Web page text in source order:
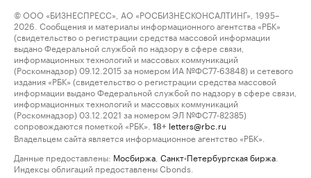
© ООО «БИЗНЕСПРЕСС», АО «РОСБИЗНЕСКОНСАЛТИНГ», 1995–
2026. Сообщения и материалы информационного агентства «РБК»
(свидетельство о регистрации средства массовой информации
выдано Федеральной службой по надзору в сфере связи,
информационных технологий и массовых коммуникаций
(Роскомнадзор) 09.12.2015 за номером ИА №ФС77-63848) и сетевого
издания «РБК» (свидетельство о регистрации средства массовой
информации выдано Федеральной службой по надзору в сфере связи,
информационных технологий и массовых коммуникаций
(Роскомнадзор) 03.12.2021 за номером ЭЛ №ФС77-82385)
сопровождаются пометкой «РБК».
18+ letters@rbc.ru
Владельцем сайта является информационное агентство «РБК».
Данные предоставлены: Мосбиржа Санкт-Петербургская биржа
Индексы облигаций предоставлены Cbonds.